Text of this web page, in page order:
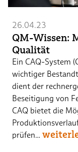
26.04.23
QM-Wissen:
Qualität
Ein CAQ-System
wichtiger
dient der
Beseitigung von
CAQ bietet die
prüfen…